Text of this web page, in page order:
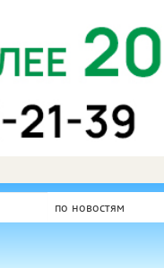
по новостям